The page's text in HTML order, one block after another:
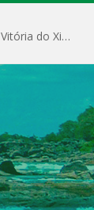
4º Torneio de Pesca Esportiva do Tucunaré de Vitória do Xingu